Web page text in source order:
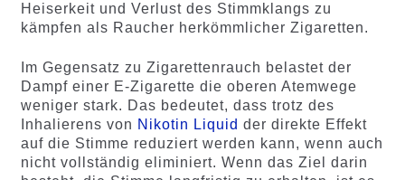
Heiserkeit und Verlust des Stimmklangs zu
kämpfen als Raucher herkömmlicher Zigaretten.
Im Gegensatz zu Zigarettenrauch belastet der
Dampf einer E-Zigarette die oberen Atemwege
weniger stark. Das bedeutet, dass trotz des
Inhalierens von Nikotin Liquid der direkte Effekt
auf die Stimme reduziert werden kann, wenn auch
nicht vollständig eliminiert. Wenn das Ziel darin